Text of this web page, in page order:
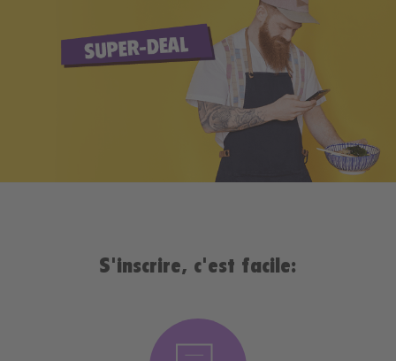
S'inscrire, c'est facile: